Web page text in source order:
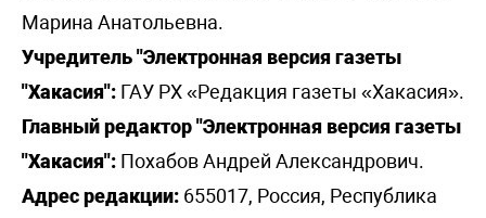
Марина Анатольевна.
Учредитель "Электронная версия газеты
"Хакасия": ГАУ РХ «Редакция газеты «Хакасия».
Главный редактор "Электронная версия газеты
"Хакасия": Похабов Андрей Александрович.
Адрес редакции: 655017, Россия, Республика